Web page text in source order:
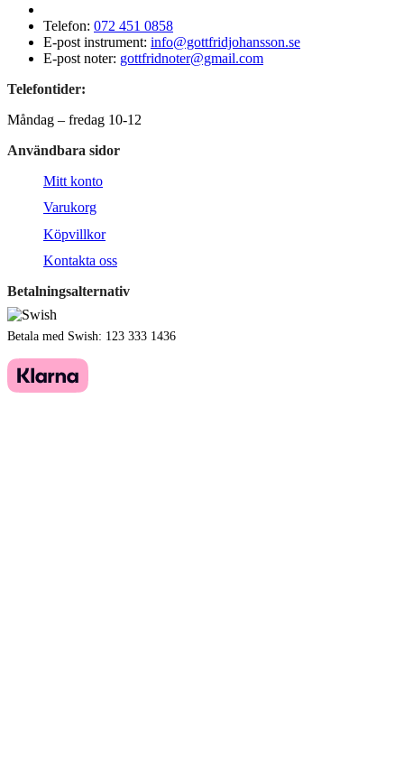
Telefon: 072 451 0858
E-post instrument: info@gottfridjohansson.se
E-post noter: gottfridnoter@gmail.com
Telefontider:
Måndag – fredag 10-12
Användbara sidor
Mitt konto
Varukorg
Köpvillkor
Kontakta oss
Betalningsalternativ
Betala med Swish: 123 333 1436